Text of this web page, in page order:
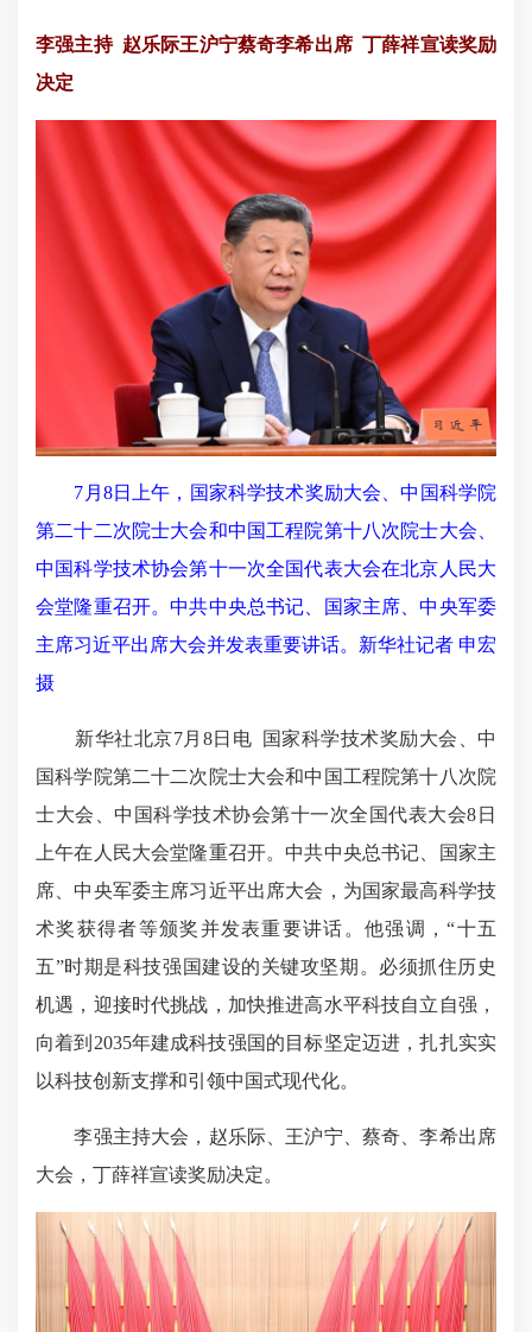
李强主持 赵乐际王沪宁蔡奇李希出席 丁薛祥宣读奖励
决定
7月8日上午，国家科学技术奖励大会、中国科学院
第二十二次院士大会和中国工程院第十八次院士大会、
中国科学技术协会第十一次全国代表大会在北京人民大
会堂隆重召开。中共中央总书记、国家主席、中央军委
主席习近平出席大会并发表重要讲话。新华社记者 申宏
摄
新华社北京7月8日电 国家科学技术奖励大会、中
国科学院第二十二次院士大会和中国工程院第十八次院
士大会、中国科学技术协会第十一次全国代表大会8日
上午在人民大会堂隆重召开。中共中央总书记、国家主
席、中央军委主席习近平出席大会，为国家最高科学技
术奖获得者等颁奖并发表重要讲话。他强调，“十五
五”时期是科技强国建设的关键攻坚期。必须抓住历史
机遇，迎接时代挑战，加快推进高水平科技自立自强，
向着到2035年建成科技强国的目标坚定迈进，扎扎实实
以科技创新支撑和引领中国式现代化。
李强主持大会，赵乐际、王沪宁、蔡奇、李希出席
大会，丁薛祥宣读奖励决定。